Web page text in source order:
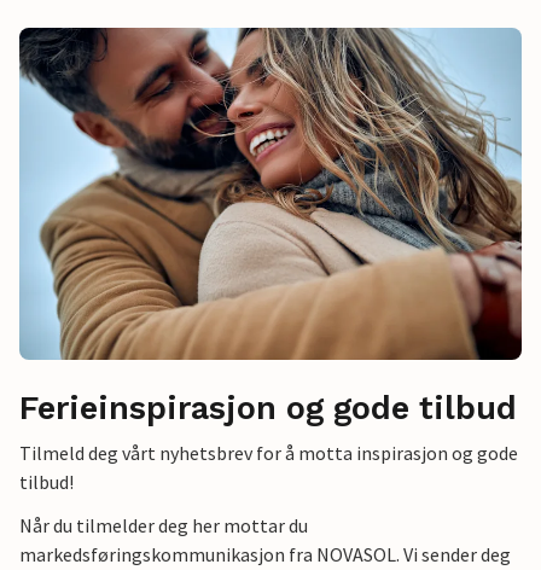
Ferieinspirasjon og gode tilbud
Tilmeld deg vårt nyhetsbrev for å motta inspirasjon og gode
tilbud!
Når du tilmelder deg her mottar du
markedsføringskommunikasjon fra NOVASOL. Vi sender deg